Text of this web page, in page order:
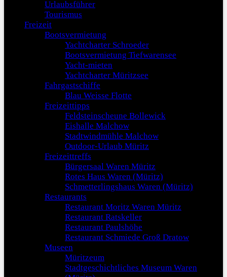
Urlaubsführer
Tourismus
Freizeit
Bootsvermietung
Yachtcharter Schroeder
Bootsvermietung Tiefwarensee
Yacht-mieten
Yachtcharter Müritzsee
Fahrgastschiffe
Blau Weisse Flotte
Freizeittipps
Feldsteinscheune Bollewick
Eishalle Malchow
Stadtwindmühle Malchow
Outdoor-Urlaub Müritz
Freizeittreffs
Bürgersaal Waren Müritz
Rotes Haus Waren (Müritz)
Schmetterlingshaus Waren (Müritz)
Restaurants
Restaurant Moritz Waren Müritz
Restaurant Ratskeller
Restaurant Paulshöhe
Restaurant Schmiede Groß Dratow
Museen
Müritzeum
Stadtgeschichtliches Museum Waren